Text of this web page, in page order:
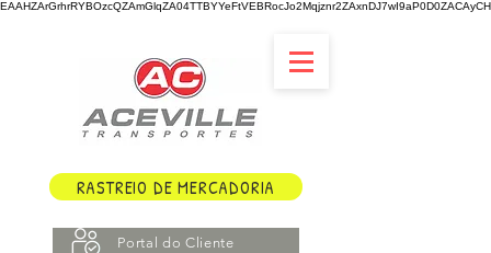
RASTREIO DE MERCADORIA
Portal do Cliente